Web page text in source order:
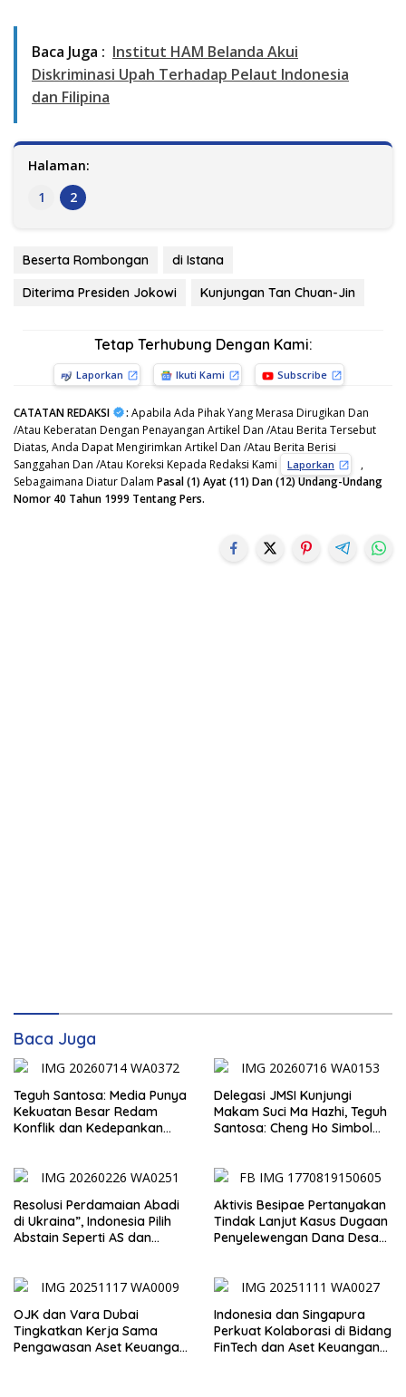
Baca Juga : Institut HAM Belanda Akui
Diskriminasi Upah Terhadap Pelaut Indonesia
dan Filipina
Halaman:
1
2
Beserta Rombongan
di Istana
Diterima Presiden Jokowi
Kunjungan Tan Chuan-Jin
Tetap Terhubung Dengan Kami:
Laporkan Ikuti Kami Subscribe
CATATAN REDAKSI : Apabila Ada Pihak Yang Merasa Dirugikan Dan
/Atau Keberatan Dengan Penayangan Artikel Dan /Atau Berita Tersebut
Diatas, Anda Dapat Mengirimkan Artikel Dan /Atau Berita Berisi
Sanggahan Dan /Atau Koreksi Kepada Redaksi Kami
Laporkan
,
Sebagaimana Diatur Dalam Pasal (1) Ayat (11) Dan (12) Undang-Undang
Nomor 40 Tahun 1999 Tentang Pers.
Baca Juga
Teguh Santosa: Media Punya
Kekuatan Besar Redam
Konflik dan Kedepankan
Delegasi JMSI Kunjungi
Makam Suci Ma Hazhi, Teguh
Santosa: Cheng Ho Simbol
Resolusi Perdamaian Abadi
di Ukraina”, Indonesia Pilih
Abstain Seperti AS dan
Aktivis Besipae Pertanyakan
Tindak Lanjut Kasus Dugaan
Penyelewengan Dana Desa
OJK dan Vara Dubai
Tingkatkan Kerja Sama
Pengawasan Aset Keuangan
Indonesia dan Singapura
Perkuat Kolaborasi di Bidang
FinTech dan Aset Keuangan